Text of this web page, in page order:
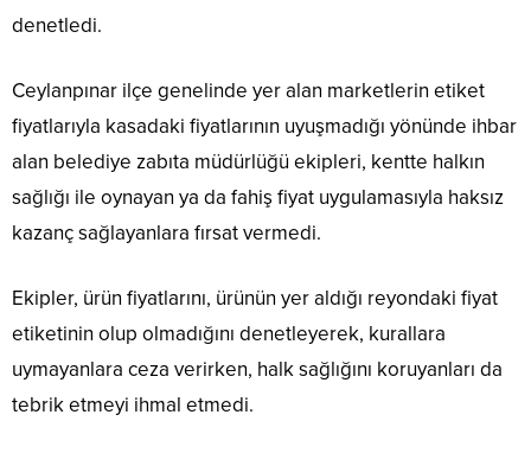
denetledi.
Ceylanpınar ilçe genelinde yer alan marketlerin etiket
fiyatlarıyla kasadaki fiyatlarının uyuşmadığı yönünde ihbar
alan belediye zabıta müdürlüğü ekipleri, kentte halkın
sağlığı ile oynayan ya da fahiş fiyat uygulamasıyla haksız
kazanç sağlayanlara fırsat vermedi.
Ekipler, ürün fiyatlarını, ürünün yer aldığı reyondaki fiyat
etiketinin olup olmadığını denetleyerek, kurallara
uymayanlara ceza verirken, halk sağlığını koruyanları da
tebrik etmeyi ihmal etmedi.